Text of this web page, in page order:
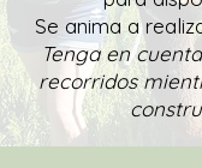
Se anima a
Tenga en
recorridos